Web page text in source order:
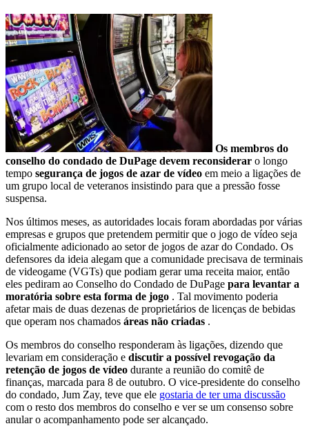
Os membros do
conselho do condado de DuPage devem reconsiderar o longo
tempo segurança de jogos de azar de vídeo em meio a ligações de
um grupo local de veteranos insistindo para que a pressão fosse
suspensa.
Nos últimos meses, as autoridades locais foram abordadas por várias
empresas e grupos que pretendem permitir que o jogo de vídeo seja
oficialmente adicionado ao setor de jogos de azar do Condado. Os
defensores da ideia alegam que a comunidade precisava de terminais
de videogame (VGTs) que podiam gerar uma receita maior, então
eles pediram ao Conselho do Condado de DuPage para levantar a
moratória sobre esta forma de jogo . Tal movimento poderia
afetar mais de duas dezenas de proprietários de licenças de bebidas
que operam nos chamados áreas não criadas .
Os membros do conselho responderam às ligações, dizendo que
levariam em consideração e discutir a possível revogação da
retenção de jogos de vídeo durante a reunião do comitê de
finanças, marcada para 8 de outubro. O vice-presidente do conselho
do condado, Jum Zay, teve que ele gostaria de ter uma discussão
com o resto dos membros do conselho e ver se um consenso sobre
anular o acompanhamento pode ser alcançado.